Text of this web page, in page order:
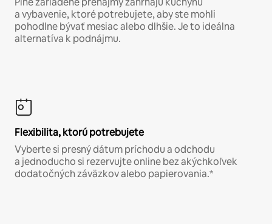
a vybavenie, ktoré potrebujete, aby ste mohli
pohodlne bývať mesiac alebo dlhšie. Je to ideálna
alternatíva k podnájmu.
Flexibilita, ktorú potrebujete
Vyberte si presný dátum príchodu a odchodu
a jednoducho si rezervujte online bez akýchkoľvek
dodatočných záväzkov alebo papierovania.*